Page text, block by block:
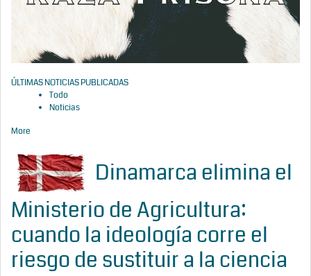
ÚLTIMAS NOTICIAS PUBLICADAS
Todo
Noticias
More
Dinamarca elimina el
Ministerio de Agricultura:
cuando la ideología corre el
riesgo de sustituir a la ciencia